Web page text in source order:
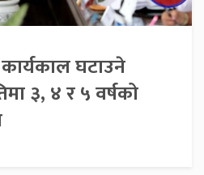
कार्यकाल घटाउने
३, ४ र ५ वर्षको